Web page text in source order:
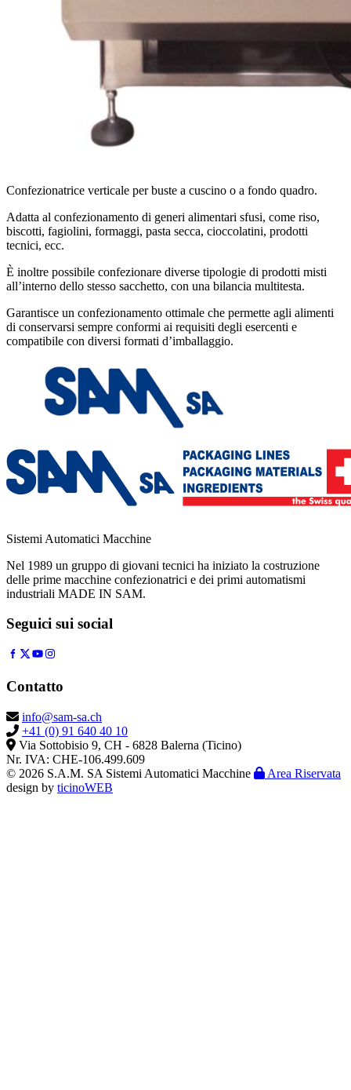
Confezionatrice verticale per buste a cuscino o a fondo quadro.
Adatta al confezionamento di generi alimentari sfusi, come riso,
biscotti, fagiolini, formaggi, pasta secca, cioccolatini, prodotti
tecnici, ecc.
È inoltre possibile confezionare diverse tipologie di prodotti misti
all’interno dello stesso sacchetto, con una bilancia multitesta.
Garantisce un confezionamento ottimale che permette agli alimenti
di conservarsi sempre conformi ai requisiti degli esercenti e
compatibile con diversi formati d’imballaggio.
Sistemi Automatici Macchine
Nel 1989 un gruppo di giovani tecnici ha iniziato la costruzione
delle prime macchine confezionatrici e dei primi automatismi
industriali MADE IN SAM.
Seguici sui social
Contatto
info@sam-sa.ch
+41 (0) 91 640 40 10
Via Sottobisio 9, CH - 6828 Balerna (Ticino)
Nr. IVA: CHE-106.499.609
© 2026 S.A.M. SA Sistemi Automatici Macchine
Area Riservata
design by ticinoWEB